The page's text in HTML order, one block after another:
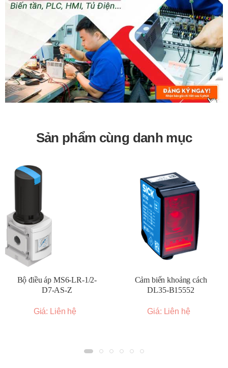
Sản phẩm cùng danh mục
Bộ điều áp MS6-LR-1/2-
D7-AS-Z
Giá: Liên hệ
Cảm biến khoảng cách
DL35-B15552
Giá: Liên hệ